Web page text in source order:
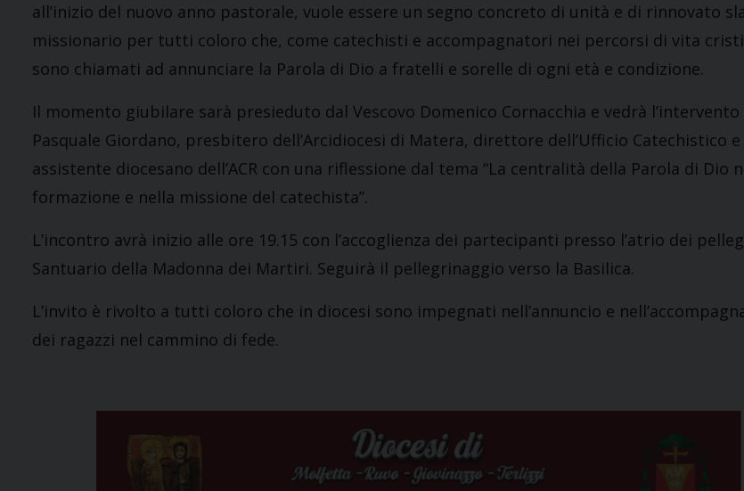
all’inizio del nuovo anno pastorale, vuole essere un segno concreto di unità e di rinnovato
missionario per tutti coloro che, come catechisti e accompagnatori nei percorsi di vita
sono chiamati ad annunciare la Parola di Dio a fratelli e sorelle di ogni età e condizione.
Il momento giubilare sarà presieduto dal Vescovo Domenico Cornacchia e vedrà
Pasquale Giordano, presbitero dell’Arcidiocesi di Matera, direttore dell’Ufficio Catechistico e
assistente diocesano dell’ACR con una riflessione dal tema “La centralità della Parola di Dio
formazione e nella missione del catechista”.
L’incontro avrà inizio alle ore 19.15 con l’accoglienza dei partecipanti presso l’atrio dei
Santuario della Madonna dei Martiri. Seguirà il pellegrinaggio verso la Basilica.
L’invito è rivolto a tutti coloro che in diocesi sono impegnati nell’annuncio e
dei ragazzi nel cammino di fede.